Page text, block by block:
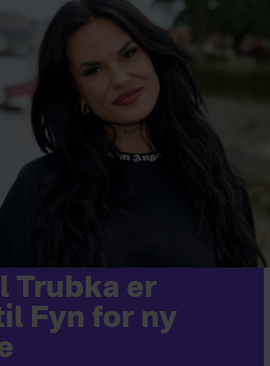
Trubka er
Fyn for ny